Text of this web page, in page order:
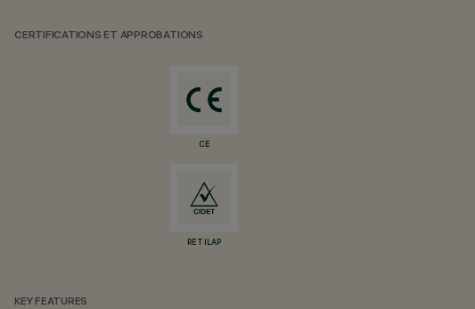
CERTIFICATIONS ET APPROBATIONS
CE
RETILAP
KEY FEATURES